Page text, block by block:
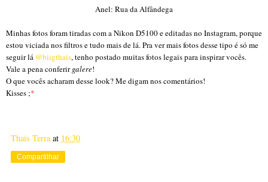
Anel: Rua da Alfândega
Minhas fotos foram tiradas com a Nikon D5100 e editadas no Instagram, porque
estou viciada nos filtros e tudo mais de lá. Pra ver mais fotos desse tipo é só me
seguir lá @biigthais, tenho postado muitas fotos legais para inspirar vocês.
Vale a pena conferirgalere!
O que vocês acharam desse look? Me digam nos comentários!
Kisses ;*
Thais Terra at 16:30
Compartilhar